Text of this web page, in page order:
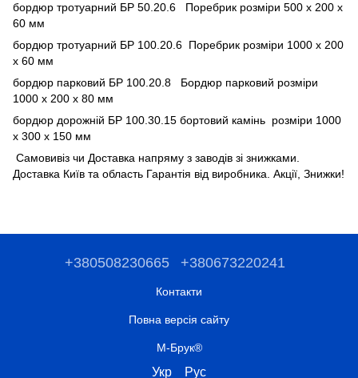
бордюр тротуарний БР 50.20.6 Поребрик розміри 500 х 200 х
60 мм
бордюр тротуарний БР 100.20.6 Поребрик розміри 1000 х 200
х 60 мм
бордюр парковий БР 100.20.8 Бордюр парковий розміри
1000 х 200 х 80 мм
бордюр дорожній БР 100.30.15 бортовий камінь розміри 1000
х 300 х 150 мм
Самовивіз чи Доставка напряму з заводів зі знижками.
Доставка Київ та область Гарантія від виробника. Акції, Знижки!
+380508230665 +380673220241
Контакти
Повна версія сайту
М-Брук®
Укр Рус